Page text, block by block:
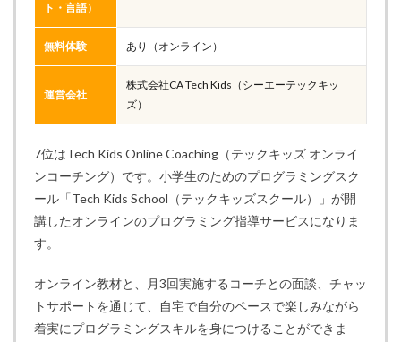
ト・言語）
無料体験 あり（オンライン）
運営会社
株式会社CA Tech Kids（シーエーテックキッ
ズ）
7位はTech Kids Online Coaching（テックキッズ オンライ
ンコーチング）です。小学生のためのプログラミングスク
ール「Tech Kids School（テックキッズスクール）」が開
講したオンラインのプログラミング指導サービスになりま
す。
オンライン教材と、月3回実施するコーチとの面談、チャッ
トサポートを通じて、自宅で自分のペースで楽しみながら
着実にプログラミングスキルを身につけることができま